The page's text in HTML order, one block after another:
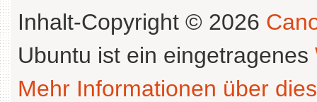
Inhalt-Copyright © 2026
Ubuntu ist ein eingetragenes
Mehr Informationen über